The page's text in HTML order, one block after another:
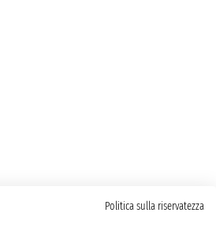
Politica sulla riservatezza